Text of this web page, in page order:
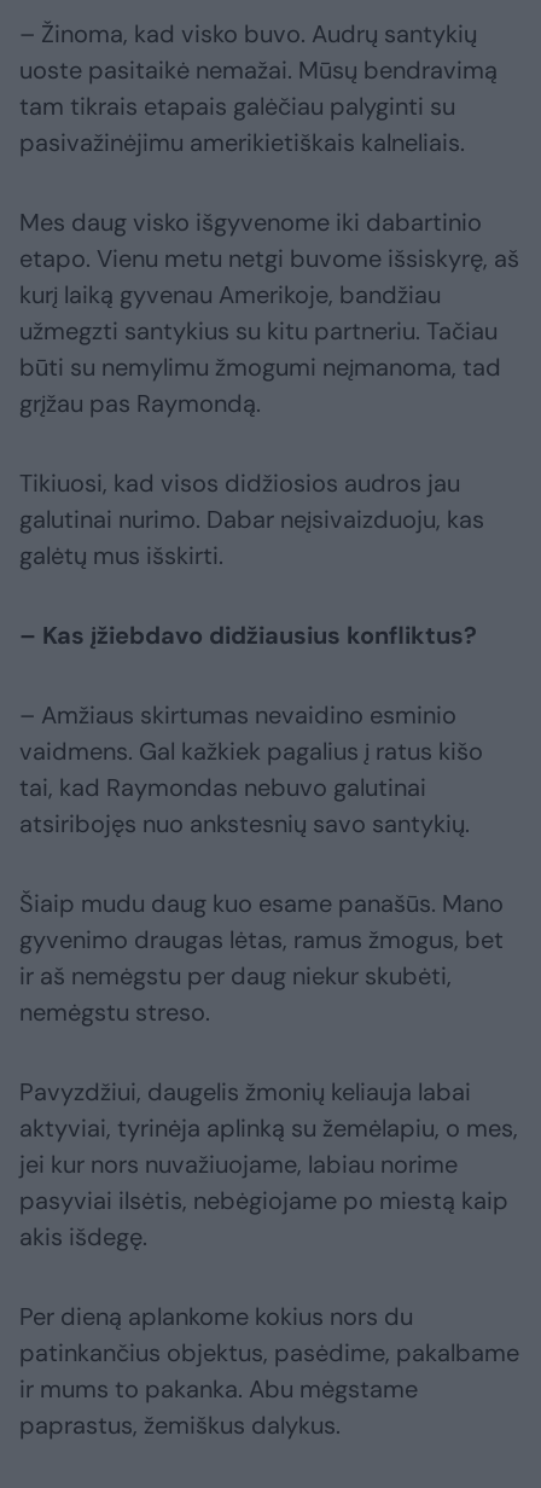
– Žinoma, kad visko buvo. Audrų santykių
uoste pasitaikė nemažai. Mūsų bendravimą
tam tikrais etapais galėčiau palyginti su
pasivažinėjimu amerikietiškais kalneliais.
Mes daug visko išgyvenome iki dabartinio
etapo. Vienu metu netgi buvome išsiskyrę, aš
kurį laiką gyvenau Amerikoje, bandžiau
užmegzti santykius su kitu partneriu. Tačiau
būti su nemylimu žmogumi neįmanoma, tad
grįžau pas Raymondą.
Tikiuosi, kad visos didžiosios audros jau
galutinai nurimo. Dabar neįsivaizduoju, kas
galėtų mus išskirti.
– Kas įžiebdavo didžiausius konfliktus?
– Amžiaus skirtumas nevaidino esminio
vaidmens. Gal kažkiek pagalius į ratus kišo
tai, kad Raymondas nebuvo galutinai
atsiribojęs nuo ankstesnių savo santykių.
Šiaip mudu daug kuo esame panašūs. Mano
gyvenimo draugas lėtas, ramus žmogus, bet
ir aš nemėgstu per daug niekur skubėti,
nemėgstu streso.
Pavyzdžiui, daugelis žmonių keliauja labai
aktyviai, tyrinėja aplinką su žemėlapiu, o mes,
jei kur nors nuvažiuojame, labiau norime
pasyviai ilsėtis, nebėgiojame po miestą kaip
akis išdegę.
Per dieną aplankome kokius nors du
patinkančius objektus, pasėdime, pakalbame
ir mums to pakanka. Abu mėgstame
paprastus, žemiškus dalykus.